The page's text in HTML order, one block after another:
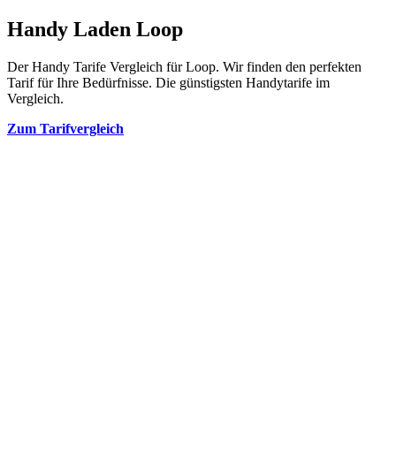
Handy Laden Loop
Der Handy Tarife Vergleich für Loop. Wir finden den perfekten
Tarif für Ihre Bedürfnisse. Die günstigsten Handytarife im
Vergleich.
Zum Tarifvergleich